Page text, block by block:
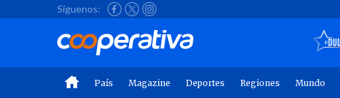
Síguenos:
País Magazine Deportes Regiones Mundo